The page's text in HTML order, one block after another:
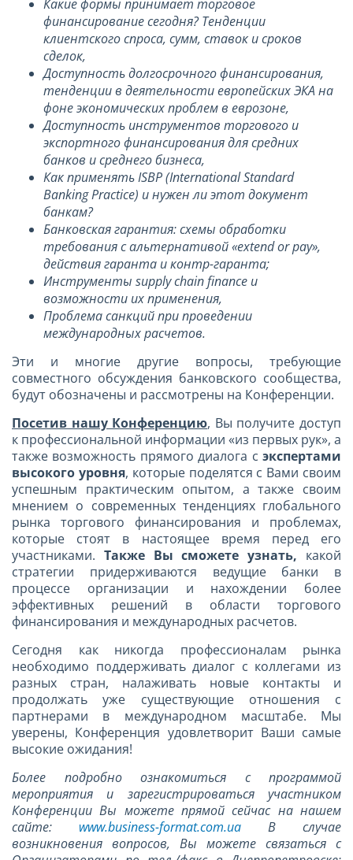
Какие формы принимает торговое
финансирование сегодня? Тенденции
клиентского спроса, сумм, ставок и сроков
сделок,
Доступность долгосрочного финансирования,
тенденции в деятельности европейских ЭКА на
фоне экономических проблем в еврозоне,
Доступность инструментов торгового и
экспортного финансирования для средних
банков и среднего бизнеса,
Как применять ISBP (International Standard
Banking Practice) и нужен ли этот документ
банкам?
Банковская гарантия: схемы обработки
требования с альтернативой «еxtend or pay»,
действия гаранта и контр-гаранта;
Инструменты supply chain finance и
возможности их применения,
Проблема санкций при проведении
международных расчетов.
Эти и многие другие вопросы, требующие
совместного обсуждения банковского сообщества,
будут обозначены и рассмотрены на Конференции.
Посетив нашу Конференцию, Вы получите доступ
к профессиональной информации «из первых рук», а
также возможность прямого диалога с экспертами
высокого уровня, которые поделятся с Вами своим
успешным практическим опытом, а также своим
мнением о современных тенденциях глобального
рынка торгового финансирования и проблемах,
которые стоят в настоящее время перед его
участниками. Также Вы сможете узнать, какой
стратегии придерживаются ведущие банки в
процессе организации и нахождении более
эффективных решений в области торгового
финансирования и международных расчетов.
Сегодня как никогда профессионалам рынка
необходимо поддерживать диалог с коллегами из
разных стран, налаживать новые контакты и
продолжать уже существующие отношения с
партнерами в международном масштабе. Мы
уверены, Конференция удовлетворит Ваши самые
высокие ожидания!
Более подробно ознакомиться с программой
мероприятия и зарегистрироваться участником
Конференции Вы можете прямой сейчас на нашем
сайте: www.business-format.com.ua В случае
возникновения вопросов, Вы можете связаться с